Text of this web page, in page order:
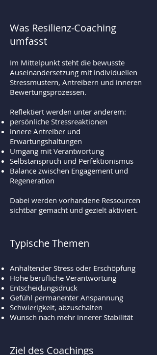
Was Resilienz-Coaching
umfasst
Im Mittelpunkt steht die bewusste
Auseinandersetzung mit individuellen
Stressmustern, Antreibern und inneren
Bewertungsprozessen.
Reflektiert werden unter anderem:
persönliche Stressreaktionen
innere Antreiber und
Erwartungshaltungen
Umgang mit Verantwortung
Selbstanspruch und Perfektionismus
Balance zwischen Engagement und
Regeneration
Dabei werden vorhandene Ressourcen
sichtbar gemacht und gezielt aktiviert.
Typische Themen
Anhaltender Stress oder Erschöpfung
Hohe berufliche Verantwortung
Entscheidungsdruck
Gefühl permanenter Anspannung
Schwierigkeit, abzuschalten
Wunsch nach mehr innerer Stabilität
Ziel des Coachings